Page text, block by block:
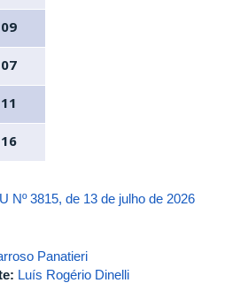
09
07
11
16
Nº 3815, de 13 de julho de 2026
Panatieri
Luís Rogério Dinelli